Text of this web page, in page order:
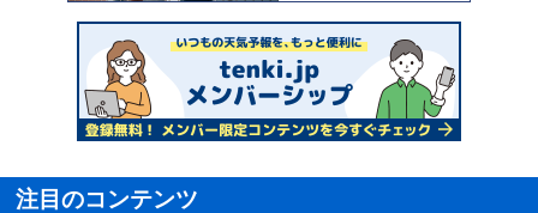
注目のコンテンツ